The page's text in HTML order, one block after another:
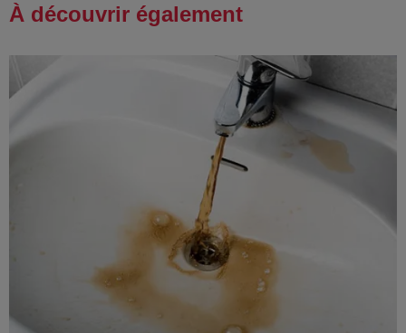
À découvrir également